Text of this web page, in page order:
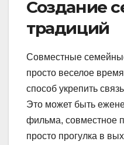
Создание
традиций
Совместные
просто веселое
способ укрепить
Это может быть
фильма, совместное
просто прогулка в